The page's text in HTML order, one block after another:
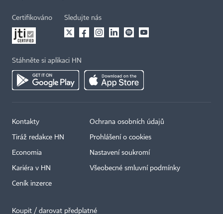
Certifikováno Sledujte nás
Stáhněte si aplikaci HN
Kontakty
Tiráž redakce HN
Economia
Kariéra v HN
Ceník inzerce
Ochrana osobních údajů
Prohlášení o cookies
Nastavení soukromí
Všeobecné smluvní podmínky
Koupit / darovat předplatné